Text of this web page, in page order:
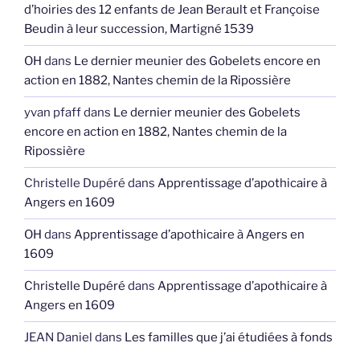
d’hoiries des 12 enfants de Jean Berault et Françoise
Beudin à leur succession, Martigné 1539
OH dans Le dernier meunier des Gobelets encore en
action en 1882, Nantes chemin de la Ripossière
yvan pfaffdans Le dernier meunier des Gobelets
encore en action en 1882, Nantes chemin de la
Ripossière
Christelle Dupéré dans Apprentissage d’apothicaire à
Angers en 1609
OH dans Apprentissage d’apothicaire à Angers en
1609
Christelle Dupéré dans Apprentissage d’apothicaire à
Angers en 1609
JEAN Daniel dans Les familles que j’ai étudiées à fonds